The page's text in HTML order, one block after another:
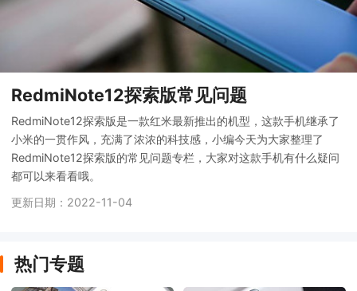
RedmiNote12探索版常见问题
RedmiNote12探索版是一款红米最新推出的机型，这款手机继承了
小米的一贯作风，充满了浓浓的科技感，小编今天为大家整理了
RedmiNote12探索版的常见问题专栏，大家对这款手机有什么疑问
都可以来看看哦。
更新日期：2022-11-04
热门专题